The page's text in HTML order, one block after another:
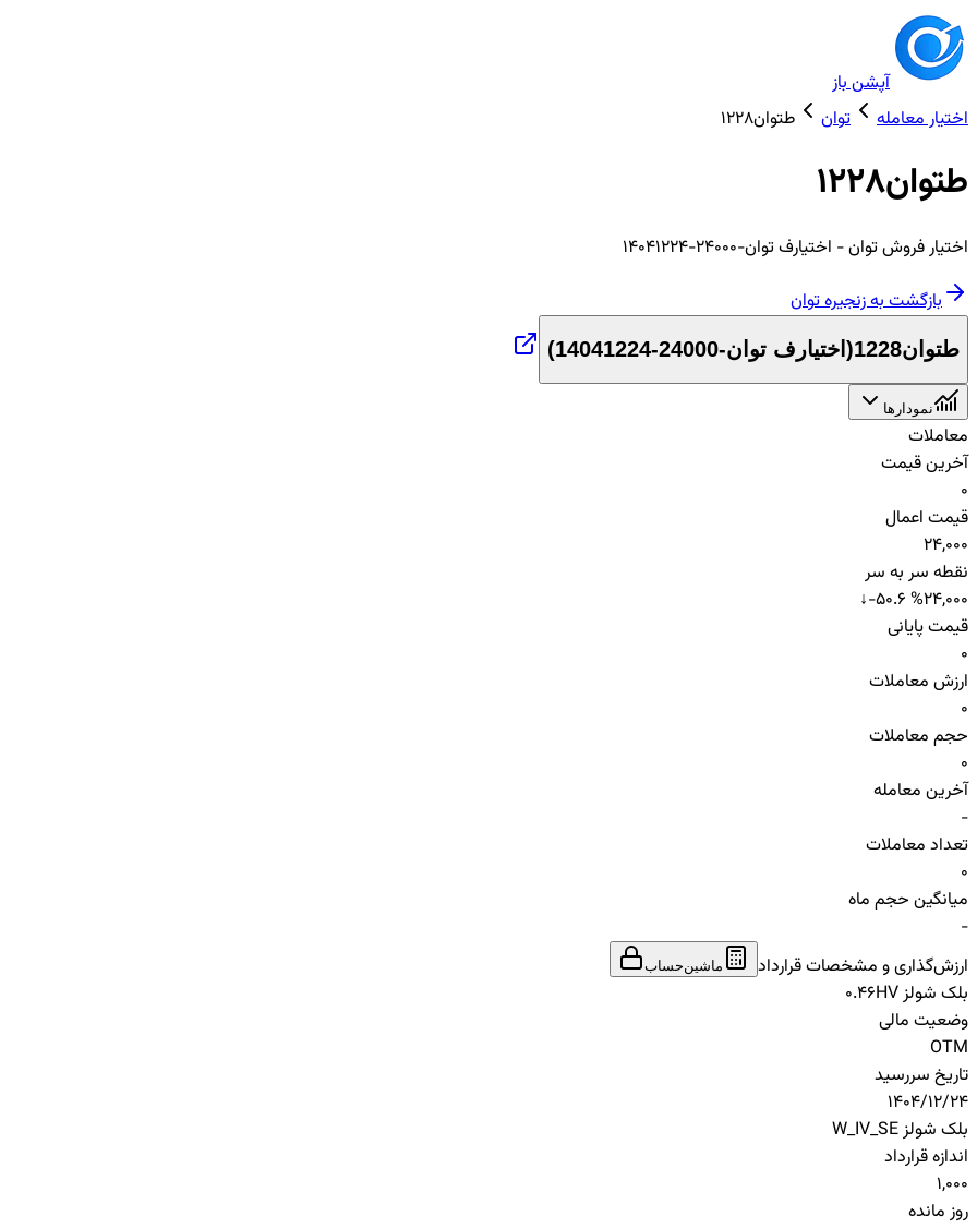
آپشن باز
اختیار معامله
توان طتوان1228
طتوان1228
اختیارفروشتوان- اختیارف توان-24000-14041224
بازگشت به زنجیرهتوان
طتوان1228 ( اختیارف توان-24000-14041224 )
نمودارها
معاملات
آخرین قیمت
0
قیمت اعمال
24,000
نقطه سر به سر
24,000
↓-50.6 %
قیمت پایانی
0
ارزش معاملات
0
حجم معاملات
0
آخرین معامله
-
تعداد معاملات
0
میانگین حجم ماه
-
ارزش‌گذاری و مشخصات قرارداد
ماشین‌حساب
بلک شولز HV
0.46
وضعیت مالی
OTM
تاریخ سررسید
1404/12/24
بلک شولز W_IV_SE
اندازه قرارداد
1,000
روز مانده